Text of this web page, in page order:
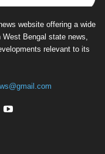
website offering a wide
Bengal state news,
relevant to its